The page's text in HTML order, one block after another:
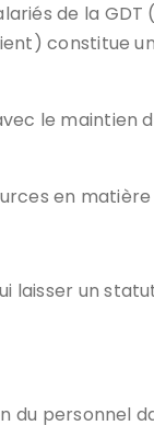
de la GDT
constitue
le maintien
en matière
laisser un
personnel